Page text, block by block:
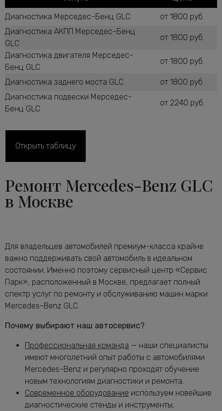
Диагностика Мерседес-Бенц GLC
от 1800 руб.
Диагностика АКПП Мерседес-Бенц
GLC
от 1800 руб.
Диагностика двигателя Мерседес-
Бенц GLC
от 1800 руб.
Диагностика заднего моста GLC
от 1800 руб.
Диагностика подвески Мерседес-
Бенц GLC
от 2240 руб.
GLC
Диагностика ТНВД дизельного
Мерседес-Бенц GLC
Диагностика ходовой части
Мерседес-Бенц GLC
GLC
от 1160 руб.
Замена воздушного фильтра
Мерседес-Бенц GLC
от 680 руб.
Замена задних тормозных дисков
Мерседес-Бенц GLC
от 1640 руб.
Замена задних тормозных колодок
Мерседес-Бенц GLC
GLC
Замена масла в двигателе Мерседес-
Бенц GLC
от 2240 руб.
Замена масла в раздатке Мерседес-
Бенц GLC
от 1160 руб.
Замена масляного насоса Мерседес-
Открыть таблицу
Ремонт Mercedes-Benz GLC
в Москве
Для владельцев автомобилей премиум-класса крайне
важно поддерживать свой автомобиль в идеальном
состоянии. Именно поэтому сервисный центр «Сервис
Парк», расположенный в Москве, предлагает полный
спектр услуг по ремонту и обслуживанию машин марки
Mercedes-Benz GLC.
Почему выбирают наш автосервис?
Профессиональная команда — наши специалисты
имеют многолетний опыт работы с автомобилями
Mercedes-Benz и регулярно проходят обучение
новым технологиям диагностики и ремонта.
Современное оборудование используем новейшие
диагностические стенды и инструменты,